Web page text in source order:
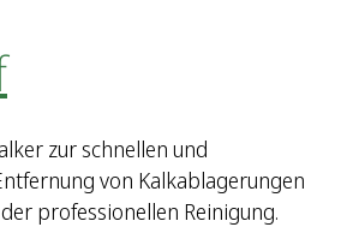
zur schnellen und
von Kalkablagerungen
professionellen Reinigung.